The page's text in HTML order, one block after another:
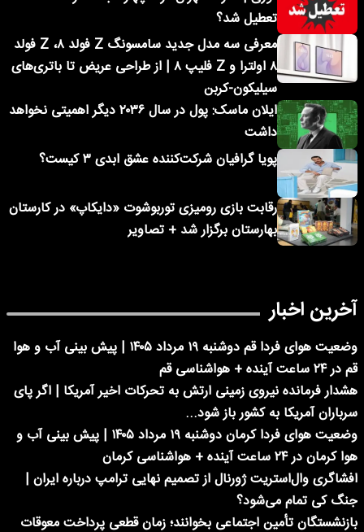
تعطیل شد؟
معرفی سه مدل جدید سامسونگ Z فولد ۸، Z فولد
۸ اولترا و Z فلیپ ۸ | از طراحی عریض تا باتری‌های
سیلیکون-کربن
ایلان ماسک: پول در سال ۲۰۳۶ دیگر اهمیتی نخواهد
داشت
پویا گرافیان شرکت‌کننده عشق ابدی ۳ کیست؟
رقابت بازی رومیزی توربوشوت «دایکاپ» در کارستان
بهارستان برگزار شد + تصاویر
آخرین اخبار
وضعیت هوای فردا قم دوشنبه ۱۹ مرداد ۱۴۰۵ | پیش بینی آب و هوا
قم در ۲۴ ساعت آینده + هواشناسی قم
هشدار فرمانده نیروی زمینی ارتش به تحرکات اخیر آمریکا | اگر پای
سرباران آمریکا به کشور باز شود...
وضعیت هوای فردا کرمان دوشنبه ۱۹ مرداد ۱۴۰۵ | پیش بینی آب و
هوا کرمان در ۲۴ ساعت آینده + هواشناسی کرمان
افشاگری وال‌استریت ژورنال از تصمیم نهایی ترامپ درباره ایران |
جنگ کی تمام می‌شود؟
بازنشستگان تأمین اجتماعی بخوانند؛ زمان قطعی پرداخت معوقات